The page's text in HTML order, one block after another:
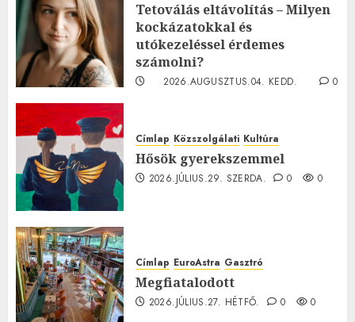
Tetoválás eltávolítás – Milyen
kockázatokkal és
utókezeléssel érdemes
számolni?
2026.AUGUSZTUS.04. KEDD.
0
Címlap Közszolgálati Kultúra
Hősök gyerekszemmel
2026.JÚLIUS.29. SZERDA. 0 0
Címlap EuroAstra Gasztró
Megfiatalodott
2026.JÚLIUS.27. HÉTFŐ. 0 0